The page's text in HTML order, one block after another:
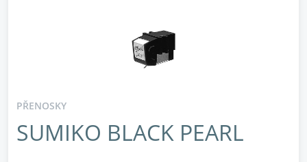
PŘENOSKY
SUMIKO BLACK PEARL